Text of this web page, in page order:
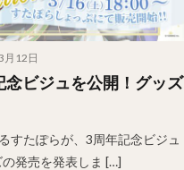
月12日
ビジュを公開！グッズ
すたぽらが、3周年記念ビジュ
発売を発表しま […]